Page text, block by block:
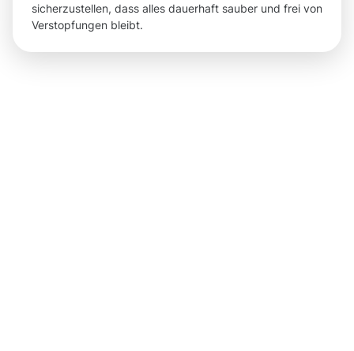
sicherzustellen, dass alles dauerhaft sauber und frei von
Verstopfungen bleibt.